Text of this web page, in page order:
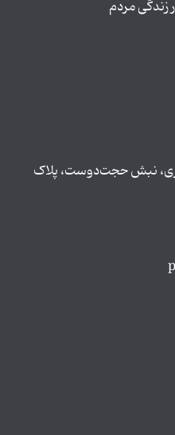
مردم
نبش حجت‌دوست، پلاک